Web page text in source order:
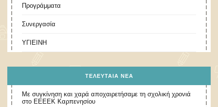
Προγράμματα
Συνεργασία
ΥΓΙΕΙΝΗ
ΤΕΛΕΥΤΑΊΑ ΝΈΑ
Με συγκίνηση και χαρά αποχαιρετήσαμε τη σχολική χρονιά
στο ΕΕΕΕΚ Καρπενησίου